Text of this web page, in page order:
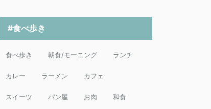
#食べ歩き
食べ歩き 朝食/モーニング ランチ
カレー ラーメン カフェ
スイーツ パン屋 お肉 和食